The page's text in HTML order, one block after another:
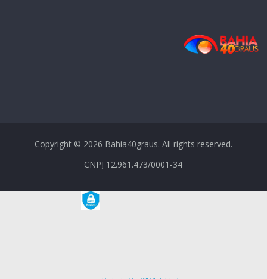
Copyright © 2026 Bahia40graus. All rights reserved.
CNPJ 12.961.473/0001-34